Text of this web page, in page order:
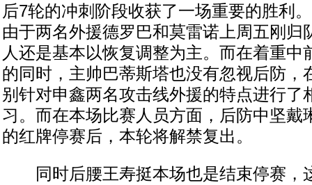
后7轮的冲刺阶段收获了一场重要的胜利
由于两名外援德罗巴和莫雷诺上周五刚归
人还是基本以恢复调整为主。而在着重中
的同时，主帅巴蒂斯塔也没有忽视后防，
别针对申鑫两名攻击线外援的特点进行了
习。而在本场比赛人员方面，后防中坚戴
的红牌停赛后，本轮将解禁复出。
同时后腰王寿挺本场也是结束停赛，